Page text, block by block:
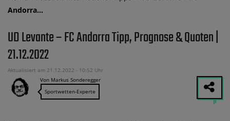
Andorra…
UD Levante – FC Andorra Tipp, Prognose & Quoten |
21.12.2022
Aktualisiert am 21.12.2022 - 10:52 Uhr
Von Markus Sonderegger
Sportwetten-Experte